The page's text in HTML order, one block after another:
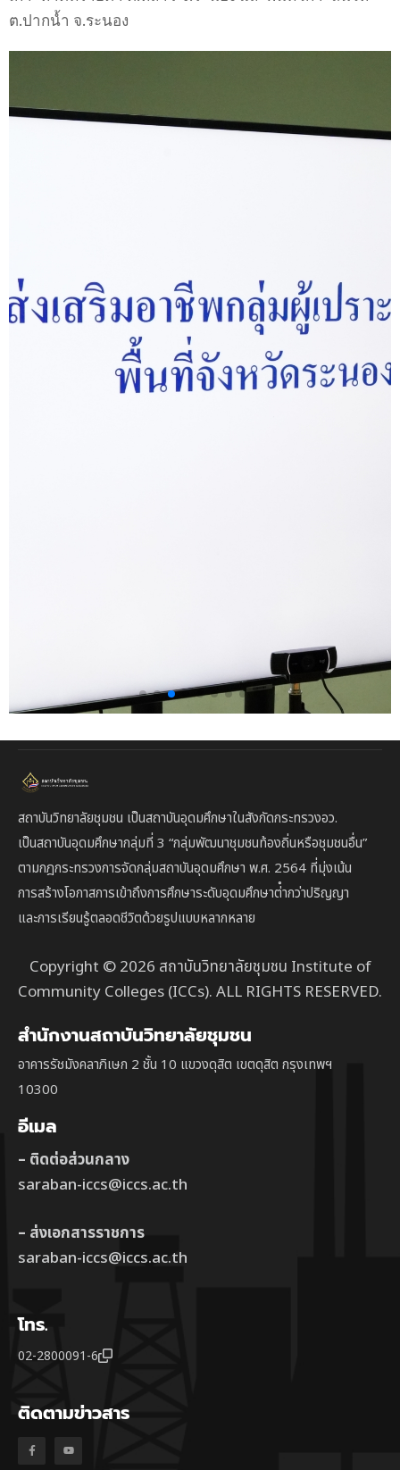
ต.ปากน้ำ จ.ระนอง
สถาบันวิทยาลัยชุมชน เป็นสถาบันอุดมศึกษาในสังกัดกระทรวงอว.
เป็นสถาบันอุดมศึกษากลุ่มที่ 3 “กลุ่มพัฒนาชุมชนท้องถิ่นหรือชุมชนอื่น”
ตามกฎกระทรวงการจัดกลุ่มสถาบันอุดมศึกษา พ.ศ. 2564 ที่มุ่งเน้น
การสร้างโอกาสการเข้าถึงการศึกษาระดับอุดมศึกษาต่ํากว่าปริญญา
และการเรียนรู้ตลอดชีวิตด้วยรูปแบบหลากหลาย
Copyright © 2026 สถาบันวิทยาลัยชุมชน Institute of
Community Colleges (ICCs). ALL RIGHTS RESERVED.
สำนักงานสถาบันวิทยาลัยชุมชน
อาคารรัชมังคลาภิเษก 2 ชั้น 10 แขวงดุสิต เขตดุสิต กรุงเทพฯ
10300
อีเมล
– ติดต่อส่วนกลาง
saraban-iccs@iccs.ac.th
– ส่งเอกสารราชการ
saraban-iccs@iccs.ac.th
โทร.
02-2800091-6
ติดตามข่าวสาร